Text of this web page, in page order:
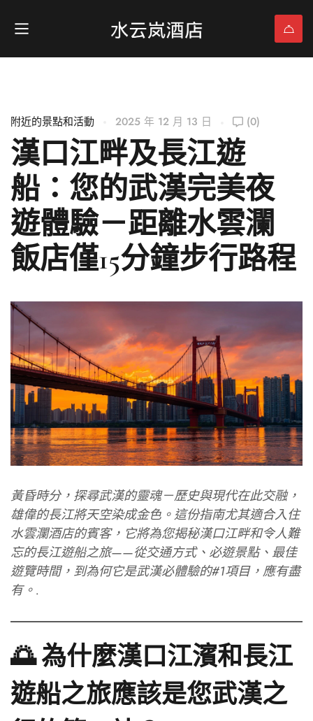
附近的景點和活動 2025 年 12 月 13 日 (0)
漢口江畔及長江遊
船：您的武漢完美夜
遊體驗－距離水雲瀾
飯店僅15分鐘步行路程
黃昏時分，探尋武漢的靈魂－歷史與現代在此交融，
雄偉的長江將天空染成金色。這份指南尤其適合入住
水雲瀾酒店的賓客，它將為您揭秘漢口江畔和令人難
忘的長江遊船之旅——從交通方式、必遊景點、最佳
遊覽時間，到為何它是武漢必體驗的#1項目，應有盡
有。.
🌅 為什麼漢口江濱和長江
遊船之旅應該是您武漢之